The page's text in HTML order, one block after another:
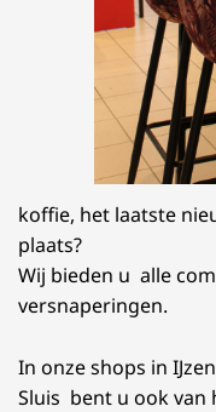
koffie, het laatste
plaats?
Wij bieden u alle
versnaperingen.
In onze shops in
Sluis bent u ook van